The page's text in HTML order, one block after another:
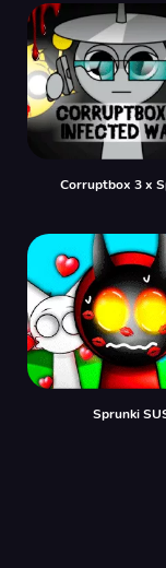
Corruptbox 3 x
Sprunki